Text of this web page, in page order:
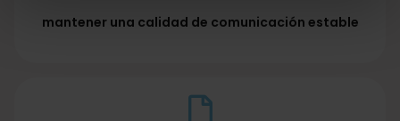
mantener una calidad de comunicación estable